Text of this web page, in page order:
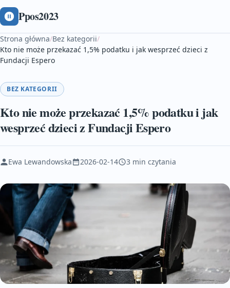
Ppos2023
Strona główna/Bez kategorii/
Kto nie może przekazać 1,5% podatku i jak wesprzeć dzieci z
Fundacji Espero
BEZ KATEGORII
Kto nie może przekazać 1,5% podatku i jak
wesprzeć dzieci z Fundacji Espero
Ewa Lewandowska 2026-02-14 3 min czytania